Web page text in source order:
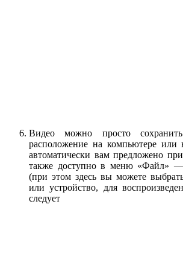
Видео можно просто
расположение на компьютере или
автоматически вам предложено
также доступно в меню «Файл» —
(при этом здесь вы можете
или устройство, для
следует